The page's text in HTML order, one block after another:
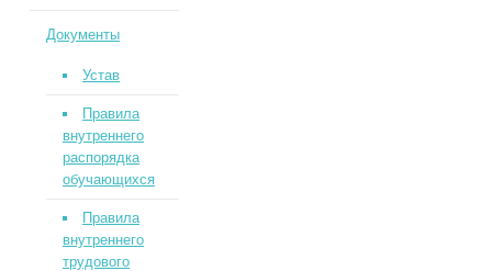
Документы
Устав
Правила
внутреннего
распорядка
обучающихся
Правила
внутреннего
трудового